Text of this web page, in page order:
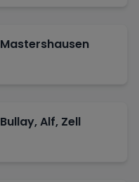
Mastershausen
Bullay, Alf, Zell